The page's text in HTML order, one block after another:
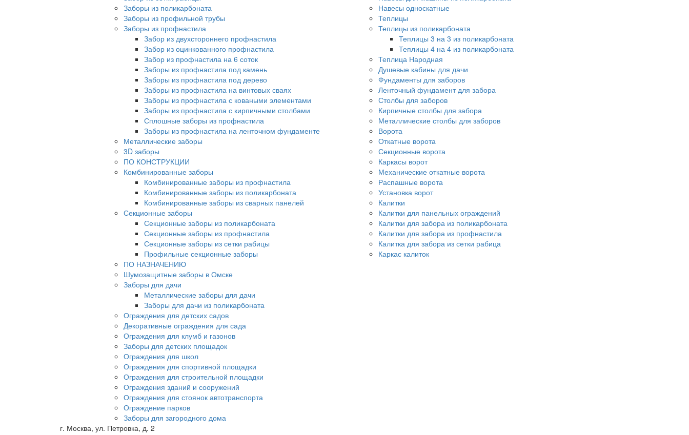
Заборы из поликарбоната
Заборы из профильной трубы
Заборы из профнастила
Забор из двухстороннего профнастила
Забор из оцинкованного профнастила
Забор из профнастила на 6 соток
Заборы из профнастила под камень
Заборы из профнастила под дерево
Заборы из профнастила на винтовых сваях
Заборы из профнастила с коваными элементами
Заборы из профнастила с кирпичными столбами
Сплошные заборы из профнастила
Заборы из профнастила на ленточном фундаменте
Металлические заборы
3D заборы
ПО КОНСТРУКЦИИ
Комбинированные заборы
Комбинированные заборы из профнастила
Комбинированные заборы из поликарбоната
Комбинированные заборы из сварных панелей
Секционные заборы
Секционные заборы из поликарбоната
Секционные заборы из профнастила
Секционные заборы из сетки рабицы
Профильные секционные заборы
ПО НАЗНАЧЕНИЮ
Шумозащитные заборы в Омске
Заборы для дачи
Металлические заборы для дачи
Заборы для дачи из поликарбоната
Ограждения для детских садов
Декоративные ограждения для сада
Ограждения для клумб и газонов
Заборы для детских площадок
Ограждения для школ
Ограждения для спортивной площадки
Ограждения для строительной площадки
Ограждения зданий и сооружений
Ограждения для стоянок автотранспорта
Ограждение парков
Заборы для загородного дома
Навесы односкатные
Теплицы
Теплицы из поликарбоната
Теплицы 3 на 3 из поликарбоната
Теплицы 4 на 4 из поликарбоната
Теплица Народная
Душевые кабины для дачи
Фундаменты для заборов
Ленточный фундамент для забора
Столбы для заборов
Кирпичные столбы для забора
Металлические столбы для заборов
Ворота
Откатные ворота
Секционные ворота
Каркасы ворот
Механические откатные ворота
Распашные ворота
Установка ворот
Калитки
Калитки для панельных ограждений
Калитки для забора из поликарбоната
Калитки для забора из профнастила
Калитка для забора из сетки рабица
Каркас калиток
г. Москва, ул. Петровка, д. 2